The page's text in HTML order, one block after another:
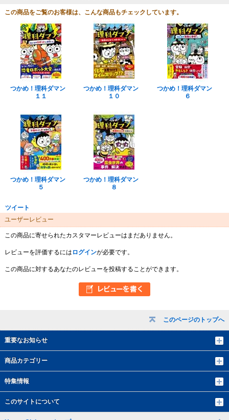
このページのトップへ
重要なお知らせ
商品カテゴリー
特集情報
このサイトについて
この商品をご覧のお客様は、こんな商品もチェックしています。
つかめ！理科ダマン
１１
つかめ！理科ダマン
１０
つかめ！理科ダマン
６
つかめ！理科ダマン
５
つかめ！理科ダマン
８
ツイート
ユーザーレビュー
この商品に寄せられたカスタマーレビューはまだありません。
レビューを評価するには ログインが必要です。
この商品に対するあなたのレビューを投稿することができます。